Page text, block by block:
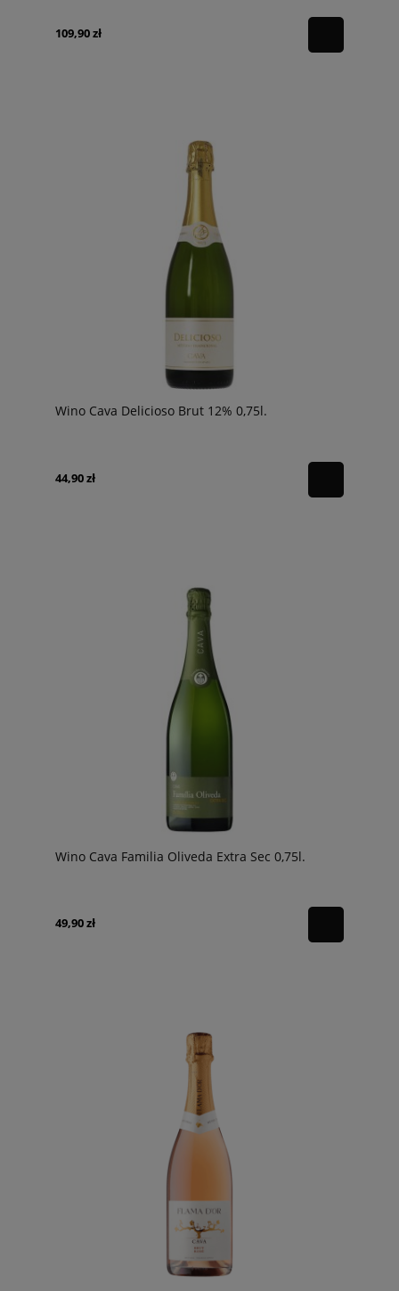
109,90 zł
Wino Cava Delicioso Brut 12% 0,75l.
44,90 zł
Wino Cava Familia Oliveda Extra Sec 0,75l.
49,90 zł